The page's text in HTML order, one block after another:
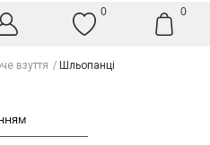
0 0
взуття Шльопанці